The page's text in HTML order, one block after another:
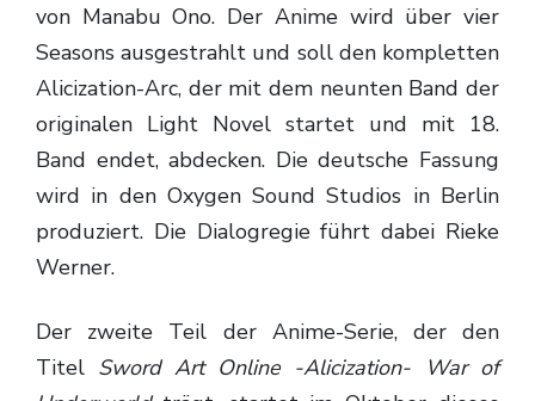
von Manabu Ono. Der Anime wird über vier
Seasons ausgestrahlt und soll den kompletten
Alicization-Arc, der mit dem neunten Band der
originalen Light Novel startet und mit 18.
Band endet, abdecken. Die deutsche Fassung
wird in den Oxygen Sound Studios in Berlin
produziert. Die Dialogregie führt dabei Rieke
Werner.
Der zweite Teil der Anime-Serie, der den
Titel Sword Art Online -Alicization- War of